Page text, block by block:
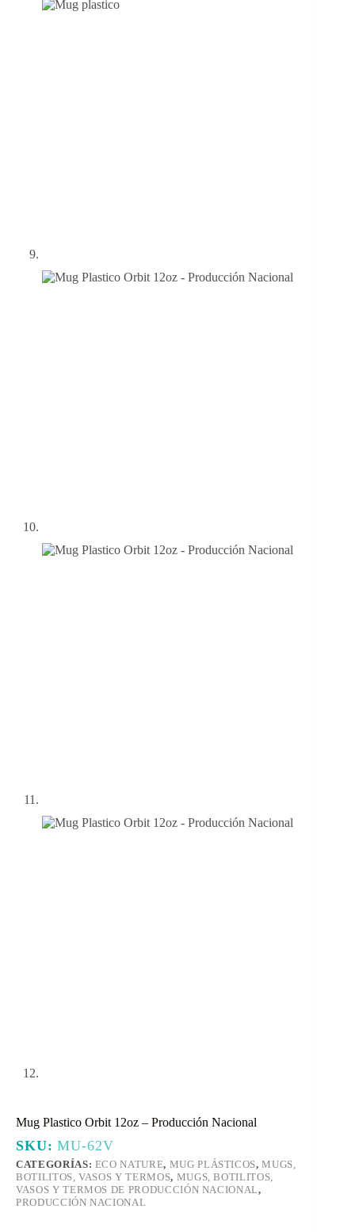
Mug Plastico Orbit 12oz – Producción Nacional
SKU:MU-62V
CATEGORÍAS: ECO NATURE, MUG PLÁSTICOS,MUGS,
BOTILITOS, VASOS Y TERMOS, MUGS, BOTILITOS,
VASOS Y TERMOS DE PRODUCCIÓN NACIONAL,
PRODUCCIÓN NACIONAL